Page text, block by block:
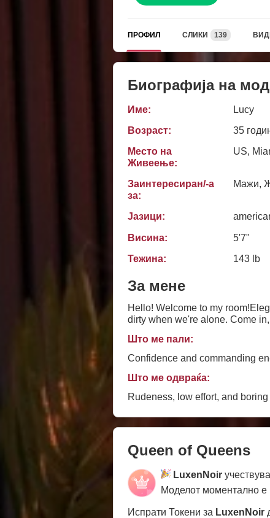
ПРОФИЛ СЛИКИ 139
Биографија на
Име:
Lucy
Возраст:
35
Место на
Живеење:
US,
Заинтересиран/-а
за:
Мажи,
Јазици:
Висина:
5'7"
Тежина:
143 lb
За мене
Hello! Welcome to my
dirty when we're alone. Come
Што ме пали:
Confidence and commanding
Што ме одвраќа:
Rudeness, low effort, and
Queen of Queens
LuxenNoir
Моделот моментално е
Испрати Токени за LuxenNoir